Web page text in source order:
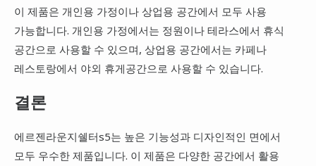
이 제품은 개인용 가정이나 상업용 공간에서 모두 사용
가능합니다. 개인용 가정에서는 정원이나 테라스에서 휴식
공간으로 사용할 수 있으며, 상업용 공간에서는 카페나
레스토랑에서 야외 휴게공간으로 사용할 수 있습니다.
결론
에르젠라운지쉘터s5는 높은 기능성과 디자인적인 면에서
모두 우수한 제품입니다. 이 제품은 다양한 공간에서 활용